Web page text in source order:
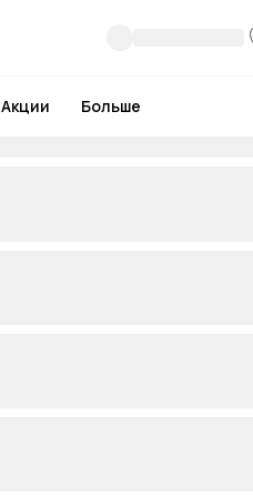
Акции Больше